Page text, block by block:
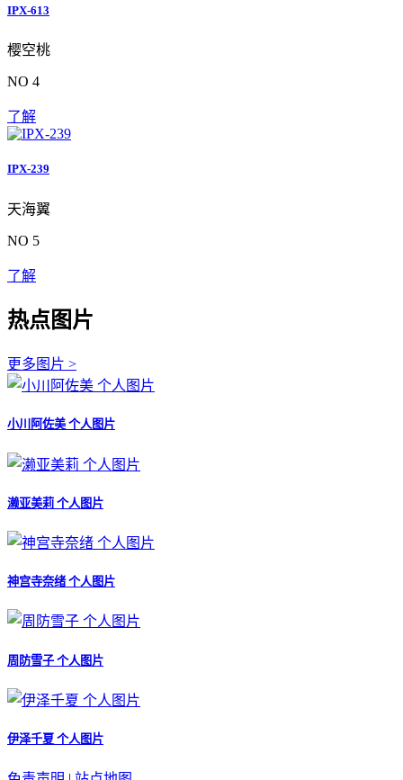
IPX-613
樱空桃
NO 4
了解
IPX-239
天海翼
NO 5
了解
热点图片
更多图片 >
小川阿佐美 个人图片
濑亚美莉 个人图片
神宫寺奈绪 个人图片
周防雪子 个人图片
伊泽千夏 个人图片